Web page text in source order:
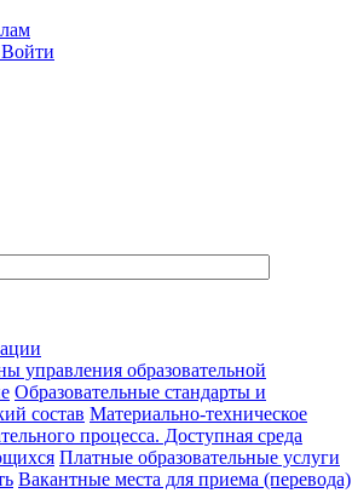
управления образовательной
Образовательные стандарты и
состав Материально-техническое
процесса. Доступная среда
Платные образовательные услуги
Вакантные места для приема (перевода)